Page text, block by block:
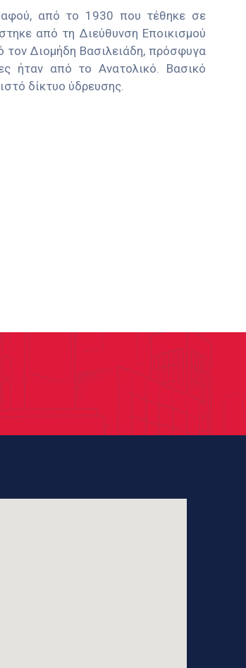
αφού, από το 1930 που τέθηκε σε
από τη Διεύθυνση Εποικισμού
τον Διομήδη Βασιλειάδη, πρόσφυγα
ήταν από το Ανατολικό. Βασικό
δίκτυο ύδρευσης.